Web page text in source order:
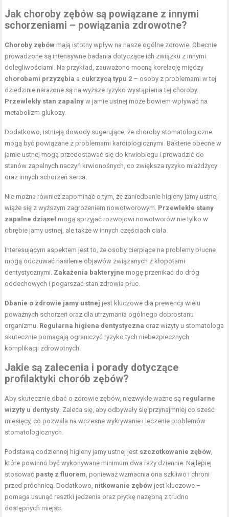
Jak choroby zębów są powiązane z innymi
schorzeniami – powiązania zdrowotne?
Choroby zębów mają istotny wpływ na nasze ogólne zdrowie. Obecnie
prowadzone są intensywne badania dotyczące ich związku z innymi
dolegliwościami. Na przykład, zauważono mocną korelację między
chorobami przyzębia a cukrzycą typu 2 – osoby z problemami w tej
dziedzinie narażone są na wyższe ryzyko wystąpienia tej choroby.
Przewlekły stan zapalny w jamie ustnej może bowiem wpływać na
metabolizm glukozy.
Dodatkowo, istnieją dowody sugerujące, że choroby stomatologiczne
mogą być powiązane z problemami kardiologicznymi. Bakterie obecne w
jamie ustnej mogą przedostawać się do krwiobiegu i prowadzić do
stanów zapalnych naczyń krwionośnych, co zwiększa ryzyko miażdżycy
oraz innych schorzeń serca.
Nie można również zapominać o tym, że zaniedbanie higieny jamy ustnej
wiąże się z wyższym zagrożeniem nowotworowym. Przewlekłe stany
zapalne dziąseł mogą sprzyjać rozwojowi nowotworów nie tylko w
obrębie jamy ustnej, ale także w innych częściach ciała.
Interesującym aspektem jest to, że osoby cierpiące na problemy płucne
mogą odczuwać nasilenie objawów związanych z kłopotami
dentystycznymi. Zakażenia bakteryjne mogę przenikać do dróg
oddechowych i pogarszać stan zdrowia płuc.
Dbanie o zdrowie jamy ustnej jest kluczowe dla prewencji wielu
poważnych schorzeń oraz dla utrzymania ogólnego dobrostanu
organizmu. Regularna higiena dentystyczna oraz wizyty u stomatologa
skutecznie pomagają ograniczyć ryzyko tych niebezpiecznych
komplikacji zdrowotnych.
Jakie są zalecenia i porady dotyczące
profilaktyki chorób zębów?
Aby skutecznie dbać o zdrowie zębów, niezwykle ważne są regularne
wizyty u dentysty . Zaleca się, aby odbywały się przynajmniej co sześć
miesięcy, co pozwala na wczesne wykrywanie i leczenie problemów
stomatologicznych.
Podstawą codziennej higieny jamy ustnej jest szczotkowanie zębów
które powinno być wykonywane minimum dwa razy dziennie. Najlepiej
stosować pastę z fluorem , ponieważ wzmacnia ona szkliwo i chroni
przed próchnicą. Dodatkowo, nitkowanie zębów jest kluczowe –
pomaga usunąć resztki jedzenia oraz płytkę nazębną z trudno
dostępnych miejsc.